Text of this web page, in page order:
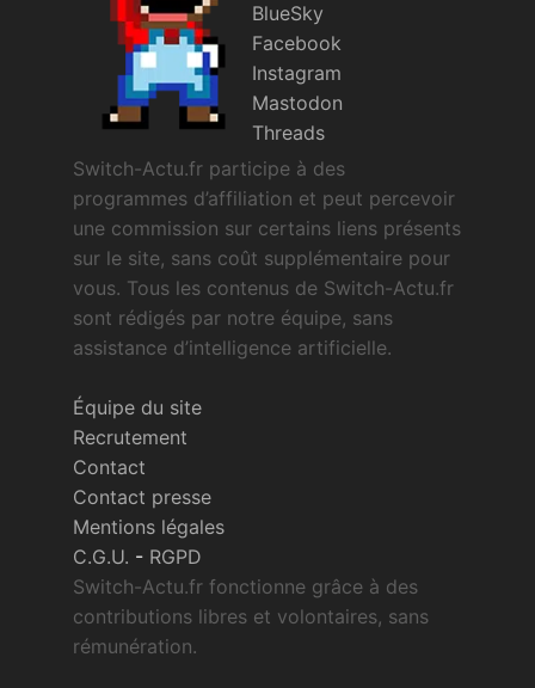
BlueSky
Facebook
Instagram
Mastodon
Threads
Switch-Actu.fr participe à des
programmes d’affiliation et peut percevoir
une commission sur certains liens présents
sur le site, sans coût supplémentaire pour
vous. Tous les contenus de Switch-Actu.fr
sont rédigés par notre équipe, sans
assistance d’intelligence artificielle.
Équipe du site
Recrutement
Contact
Contact presse
Mentions légales
C.G.U. - RGPD
Switch-Actu.fr fonctionne grâce à des
contributions libres et volontaires, sans
rémunération.